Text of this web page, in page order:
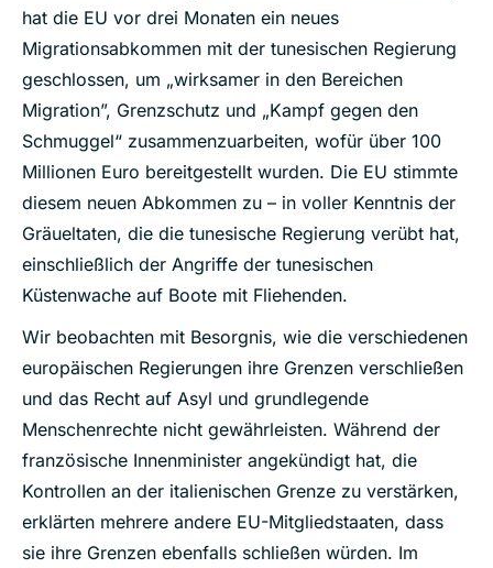
hat die EU vor drei Monaten ein neues
Migrationsabkommen mit der tunesischen Regierung
geschlossen, um „wirksamer in den Bereichen
Migration”, Grenzschutz und „Kampf gegen den
Schmuggel“ zusammenzuarbeiten, wofür über 100
Millionen Euro bereitgestellt wurden. Die EU stimmte
diesem neuen Abkommen zu – in voller Kenntnis der
Gräueltaten, die die tunesische Regierung verübt hat,
einschließlich der Angriffe der tunesischen
Küstenwache auf Boote mit Fliehenden.
Wir beobachten mit Besorgnis, wie die verschiedenen
europäischen Regierungen ihre Grenzen verschließen
und das Recht auf Asyl und grundlegende
Menschenrechte nicht gewährleisten. Während der
französische Innenminister angekündigt hat, die
Kontrollen an der italienischen Grenze zu verstärken,
erklärten mehrere andere EU-Mitgliedstaaten, dass
sie ihre Grenzen ebenfalls schließen würden. Im